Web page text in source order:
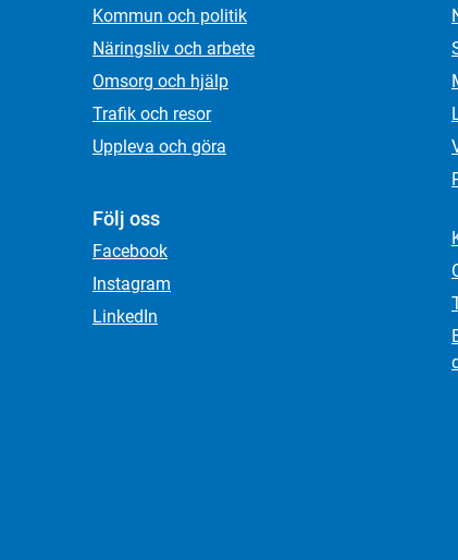
Kommun och politik
Näringsliv och arbete
Omsorg och hjälp
Trafik och resor
Uppleva och göra
Följ oss
Facebook
Instagram
LinkedIn